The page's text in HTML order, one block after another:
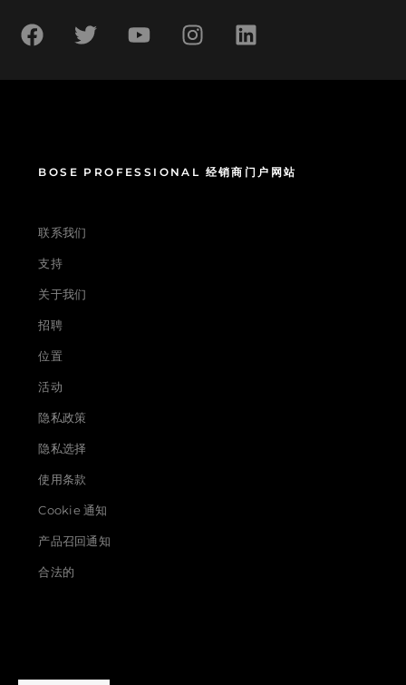
BOSE PROFESSIONAL 经销商门户网站
联系我们
支持
关于我们
招聘
位置
活动
隐私政策
隐私选择
使用条款
Cookie 通知
产品召回通知
合法的